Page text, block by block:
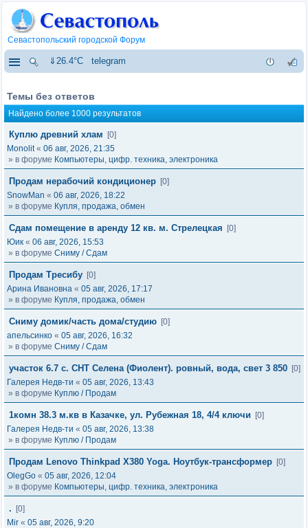
Севастопольский городской Форум
⇓26.4°C telegram
Темы без ответов
Найдено более 1000 результатов
Куплю древний хлам
[0]
Monolit« 06 авг, 2026, 21:35
» в форуме Компьютеры, цифр. техника, электроника
Продам нерабочий кондиционер [0]
SnowMan « 06 авг, 2026, 18:22
» в форуме Купля, продажа, обмен
Сдам помещение в аренду 12 кв. м. Стрелецкая
[0]
Юик « 06 авг, 2026, 15:53
» в форуме Сниму / Сдам
Продам Тресибу [0]
Арина Ивановна « 05 авг, 2026, 17:17
» в форуме Купля, продажа, обмен
Сниму домик/часть дома/студию [0]
апельсинко « 05 авг, 2026, 16:32
» в форуме Сниму / Сдам
участок 6.7 с. СНТ Селена (Фиолент). ровный, вода, свет 3 850 [0]
Галерея Недв-ти « 05 авг, 2026, 13:43
» в форуме Куплю / Продам
1комн 38.3 м.кв в Казачке, ул. Рубежная 18, 4/4 ключи
[0]
Галерея Недв-ти « 05 авг, 2026, 13:38
» в форуме Куплю / Продам
Продам Lenovo Thinkpad X380 Yoga. Ноутбук-трансформер [0]
OlegGo « 05 авг, 2026, 12:04
» в форуме Компьютеры, цифр. техника, электроника
.
[0]
Mir « 05 авг, 2026, 9:20